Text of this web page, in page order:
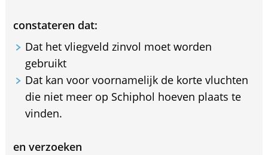
constateren dat:
Dat het vliegveld zinvol moet worden
gebruikt
Dat kan voor voornamelijk de korte vluchten
die niet meer op Schiphol hoeven plaats te
vinden.
en verzoeken